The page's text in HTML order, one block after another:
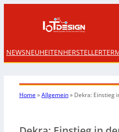
NEWSNEUHEITENHERSTELLER
Home»Allgemein» Dekra: Einstieg